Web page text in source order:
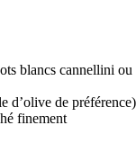
blancs cannellini ou
d’olive de préférence)
finement